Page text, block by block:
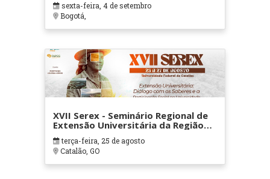
sexta-feira, 4 de setembro
Bogotá,
XVII Serex - Seminário Regional de
Extensão Universitária da Região
Centro-Oeste
terça-feira, 25 de agosto
Catalão, GO